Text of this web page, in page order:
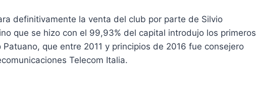
definitivamente la venta del club por parte de Silvio
que se hizo con el 99,93% del capital introdujo los primeros
que entre 2011 y principios de 2016 fue consejero
Telecom Italia.